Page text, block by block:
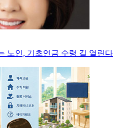
노인, 기초연금 수령 길 열린다